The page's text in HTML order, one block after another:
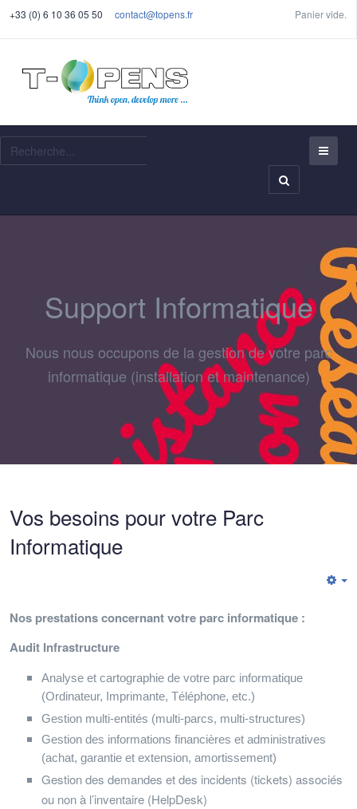
+33 (0) 6 10 36 05 50 contact@topens.fr Panier vide.
Support Informatique
Nous nous occupons de la gestion de votre parc
informatique (installation et maintenance)
Vos besoins pour votre Parc
Informatique
Nos prestations concernant votre parc informatique :
Audit Infrastructure
Analyse et cartographie de votre parc informatique
(Ordinateur, Imprimante, Téléphone, etc.)
Gestion multi-entités (multi-parcs, multi-structures)
Gestion des informations financières et administratives
(achat, garantie et extension, amortissement)
Gestion des demandes et des incidents (tickets) associés
ou non à l’inventaire (HelpDesk)